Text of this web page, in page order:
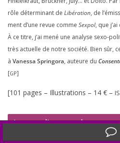
rôle déter­mi­nant de Libération, de
ment d’une revue comme Sexpol, que
À ce titre, j’ai mené une ana­lyse sexo-
très actuelle de notre socié­té. Bien sûr,
à Vanessa Springora, auteure du
[GP]
[101 pages – Illustrations – 14 € –
Le tour d’un monde avec un